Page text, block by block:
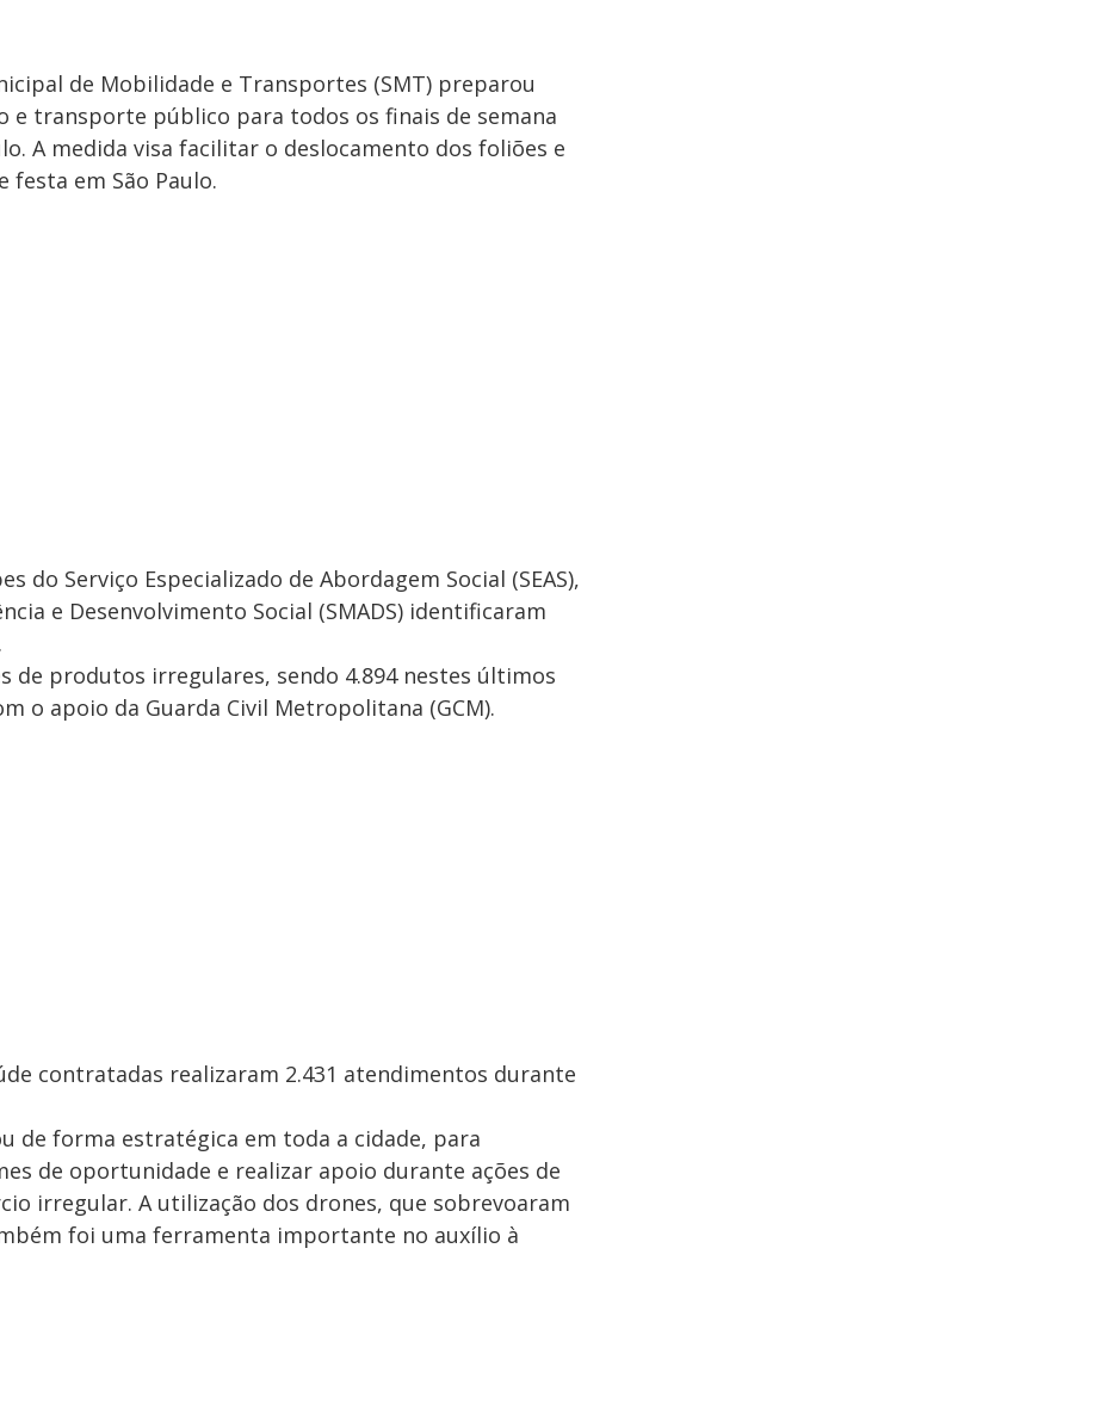
de Mobilidade e Transportes (SMT) preparou
e transporte público para todos os finais de semana
A medida visa facilitar o deslocamento dos foliões e
festa em São Paulo.
do Serviço Especializado de Abordagem Social (SEAS),
e Desenvolvimento Social (SMADS) identificaram
de produtos irregulares, sendo 4.894 nestes últimos
o apoio da Guarda Civil Metropolitana (GCM).
contratadas realizaram 2.431 atendimentos durante
de forma estratégica em toda a cidade, para
de oportunidade e realizar apoio durante ações de
irregular. A utilização dos drones, que sobrevoaram
foi uma ferramenta importante no auxílio à